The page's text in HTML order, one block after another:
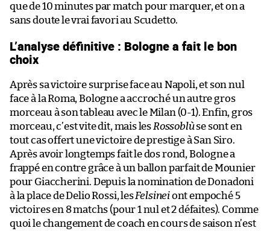
que de 10 minutes par match pour marquer, et on a
sans doute le vrai favori au Scudetto.
L’analyse définitive : Bologne a fait le bon
choix
Après sa victoire surprise face au Napoli, et son nul
face à la Roma, Bologne a accroché un autre gros
morceau à son tableau avec le Milan (0-1). Enfin, gros
morceau, c’est vite dit, mais les Rossoblùse sont en
tout cas offert une victoire de prestige à San Siro.
Après avoir longtemps fait le dos rond, Bologne a
frappé en contre grâce à un ballon parfait de Mounier
pour Giaccherini. Depuis la nomination de Donadoni
à la place de Delio Rossi, lesFelsineiont empoché 5
victoires en 8 matchs (pour 1 nul et 2 défaites). Comme
quoi le changement de coach en cours de saison n’est